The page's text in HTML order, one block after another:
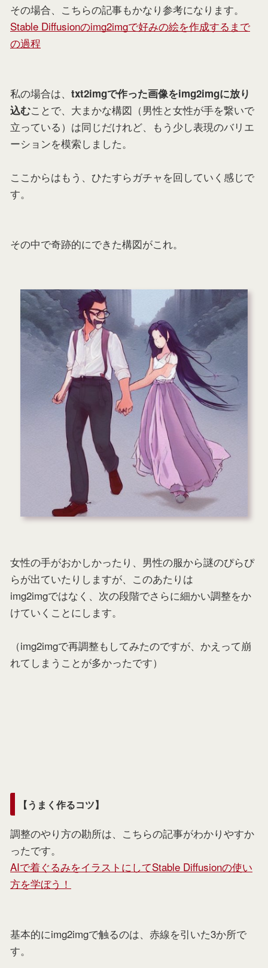
その場合、こちらの記事もかなり参考になります。
Stable Diffusionのimg2imgで好みの絵を作成するまで
の過程
私の場合は、 txt2imgで作った画像をimg2imgに放り
込むことで、大まかな構図（男性と女性が手を繋いで
立っている）は同じだけれど、もう少し表現のバリエ
ーションを模索しました。
ここからはもう、ひたすらガチャを回していく感じで
す。
その中で奇跡的にできた構図がこれ。
女性の手がおかしかったり、男性の服から謎のぴらぴ
らが出ていたりしますが、このあたりは
img2imgではなく、次の段階でさらに細かい調整をか
けていくことにします。
（img2imgで再調整もしてみたのですが、かえって崩
れてしまうことが多かったです）
【うまく作るコツ】
調整のやり方の勘所は、こちらの記事がわかりやすか
ったです。
AIで着ぐるみをイラストにしてStable Diffusionの使い
方を学ぼう！
基本的にimg2imgで触るのは、赤線を引いた3か所で
す。